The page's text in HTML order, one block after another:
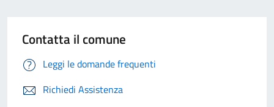
Contatta il comune
Leggi le domande frequenti
Richiedi Assistenza